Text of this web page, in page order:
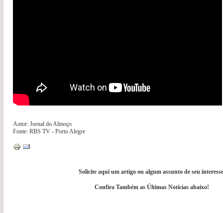
Autor: Jornal do Almoço
Fonte: RBS TV - Porto Alegre
Solicite aqui um artigo ou algum assunto de seu
Confira Também as Últimas Notícias abaixo!